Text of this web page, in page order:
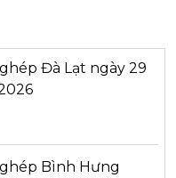
Đà Lạt ngày 29
Bình Hưng